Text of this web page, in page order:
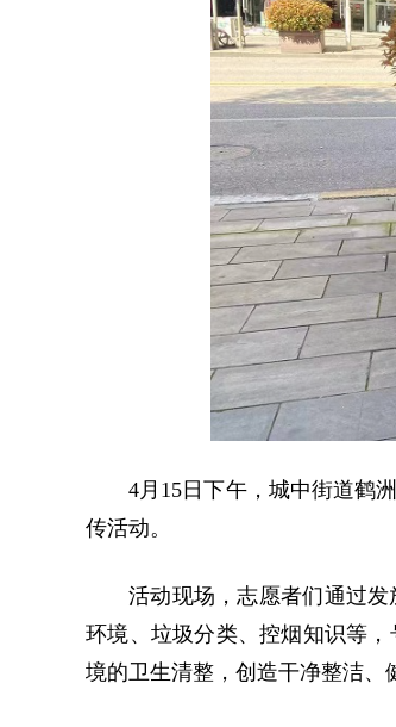
4月15日下午，城中街道鹤
传活动。
活动现场，志愿者们通过
环境、垃圾分类、控烟知识等
境的卫生清整，创造干净整洁、